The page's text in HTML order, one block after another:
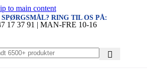
to main content
RING TIL OS PÅ:
17 37 91 | MAN-FRE 10-16